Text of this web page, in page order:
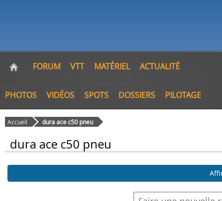
FORUM VTT MATÉRIEL ACTUALITÉ
PHOTOS VIDÉOS SPOTS DOSSIERS PILOTAGE
Accueil dura ace c50 pneu
dura ace c50 pneu